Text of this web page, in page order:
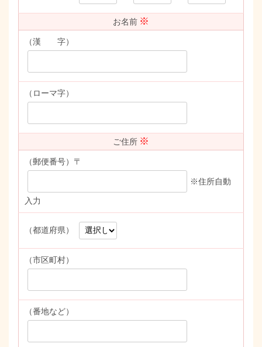
お名前 ※
（漢 字）
（ローマ字）
ご住所 ※
（郵便番号）〒
※住所自動
入力
（都道府県）
（市区町村）
（番地など）